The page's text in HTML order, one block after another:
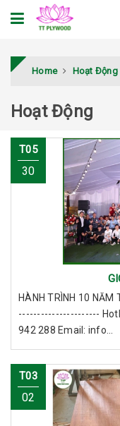
Home Hoạt Động
Hoạt Động
T05
30
HÀNH TRÌNH 10
----------------------
942 288 Email: info...
T03
02